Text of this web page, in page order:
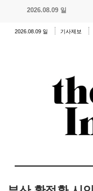
2026.08.09 일
2026.08.09 일 기사제보